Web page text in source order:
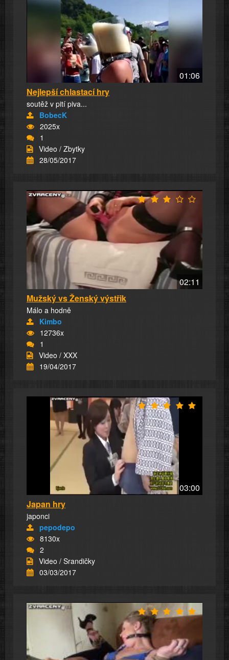
01:06
Nejlepší chlastací hry
soutěž v pití piva...
BobecK
2025x
1
Video / Zbytky
28/05/2017
02:11
Mužský vs Ženský výstřik
Málo a hodně
Kimbo
12736x
1
Video / XXX
19/04/2017
03:00
Japan hry
japonci
pepodepo
8130x
2
Video / Srandičky
03/03/2017